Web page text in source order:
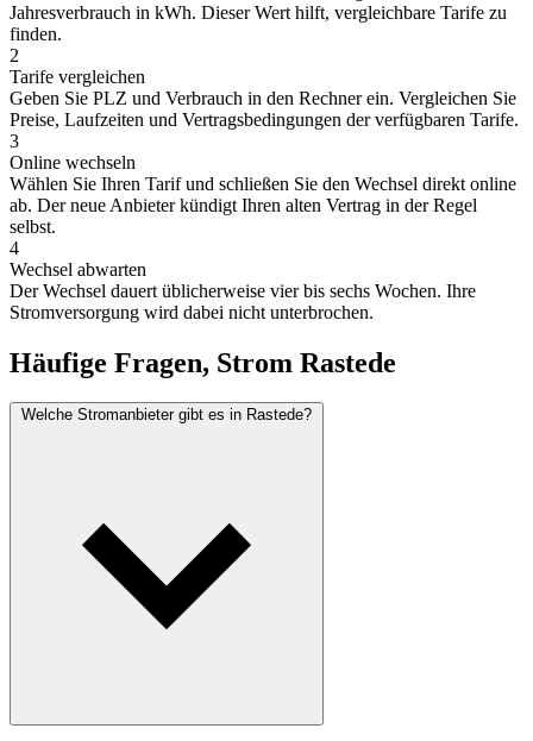
Jahresverbrauch in kWh. Dieser Wert hilft, vergleichbare Tarife zu
finden.
2
Tarife vergleichen
Geben Sie PLZ und Verbrauch in den Rechner ein. Vergleichen Sie
Preise, Laufzeiten und Vertragsbedingungen der verfügbaren Tarife.
3
Online wechseln
Wählen Sie Ihren Tarif und schließen Sie den Wechsel direkt online
ab. Der neue Anbieter kündigt Ihren alten Vertrag in der Regel
selbst.
4
Wechsel abwarten
Der Wechsel dauert üblicherweise vier bis sechs Wochen. Ihre
Stromversorgung wird dabei nicht unterbrochen.
Häufige Fragen, Strom Rastede
Welche Stromanbieter gibt es in Rastede?